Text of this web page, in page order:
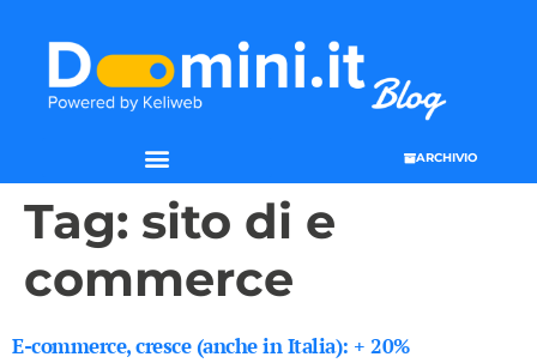
ARCHIVIO
Tag: sito di e
commerce
E-commerce, cresce (anche in Italia): + 20%